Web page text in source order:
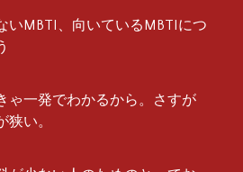
いMBTI、向いているMBTIにつ
ゃ一発でわかるから。さすが
い。